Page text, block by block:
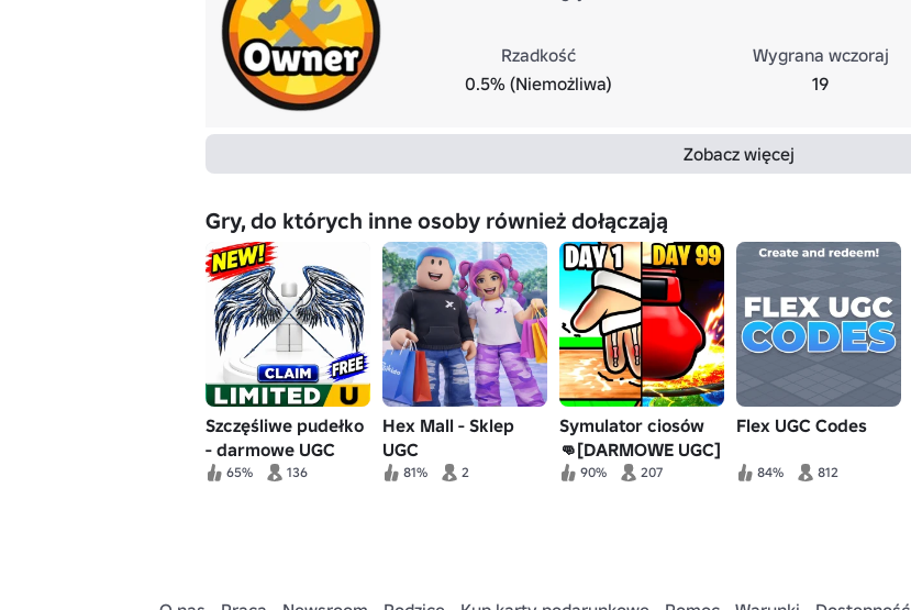
Rzadkość
0.5% (Niemożliwa)
Wygrana wczoraj
19
Zobacz więcej
Gry, do których inne osoby również dołączają
Szczęśliwe pudełko
- darmowe UGC
[Łatwe!]
65% 136
Hex Mall - Sklep
UGC
81% 2
Symulator ciosów
👊[DARMOWE UGC]
90% 207
Flex UGC Codes
84% 812